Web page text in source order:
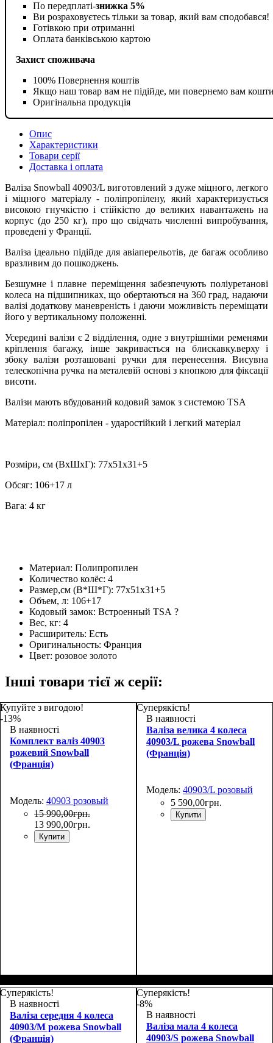
По передплаті-знижка 5%
Ви розраховуєтесь тільки за товар, який вам сподобався!
Готівкою при отриманні
Оплата банківською картою
Захист споживача
100% Повернення коштів
Якщо наш товар вам не підійде, ми повернемо вам
Оригінальна продукція
Опис
Характеристики
Товари серії
Доставка і оплата
Валіза Snowball 40903/L виготовлений з дуже міцного, легкого
і міцного матеріалу - поліпропілену, який характеризується
високою гнучкістю і стійкістю до великих навантажень на
корпус (до 250 кг), про що свідчать численні випробування,
проведені у Франції.
Валіза ідеально підійде для авіаперельотів, де багаж особливо
вразливим до пошкоджень.
Безшумне і плавне переміщення забезпечують поліуретанові
колеса на підшипниках, що обертаються на 360 град, надаючи
валізі додаткову маневреність і даючи можливість переміщати
його у вертикальному положенні.
Усередині валізи є 2 відділення, одне з внутрішніми ременями
кріплення багажу, інше закривається на блискавку.верху і
збоку валізи розташовані ручки для перенесення. Висувна
телескопічна ручка на металевій основі з кнопкою для фіксації
висоти.
Валізи мають вбудований кодовий замок з системою TSA
Матеріал: поліпропілен - ударостійкий і легкий матеріал
Розміри, см (ВхШхГ): 77х51х31+5
Обсяг: 106+17 л
Вага: 4 кг
Материал: Полипропилен
Количество колёс: 4
Размер,см (В*Ш*Г): 77х51х31+5
Объем, л: 106+17
Кодовый замок: Встроенный TSA ?
Вес, кг: 4
Расширитель: Есть
Оригинальность: Франция
Цвет: розовое золото
Інші товари тієї ж серії:
Купуйте з вигодою!
-13%
В наявності
Комплект валіз 40903
рожевий Snowball
(Франція)
Модель: 40903 розовый
15 990,00грн.
13 990,00грн.
Купити
Суперякість!
В наявності
Валіза велика 4 колеса
40903/L рожева Snowball
(Франція)
Модель: 40903/L розовый
5 590,00грн.
Купити
77х51х31+5
Суперякість!
В наявності
Валіза середня 4 колеса
40903/M рожева Snowball
(Франція)
Суперякість!
-8%
В наявності
Валіза мала 4 колеса
40903/S рожева Snowball